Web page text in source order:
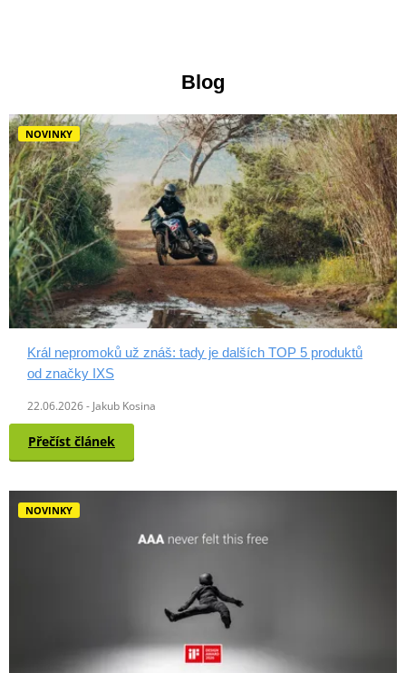
Blog
Král nepromoků už znáš: tady je dalších TOP 5 produktů
od značky IXS
NOVINKY
Přečíst článek
22.06.2026 - Jakub Kosina
NOVINKY